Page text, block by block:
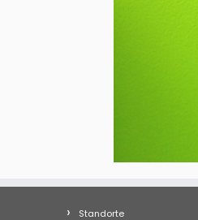
Standorte